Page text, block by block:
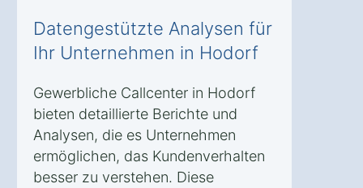
Datengestützte Analysen für
Ihr Unternehmen in Hodorf
Gewerbliche Callcenter in Hodorf
bieten detaillierte Berichte und
Analysen, die es Unternehmen
ermöglichen, das Kundenverhalten
besser zu verstehen. Diese